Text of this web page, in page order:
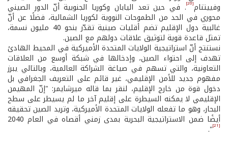
وفييتنام[20] . في حين تعد اليابان وكوريا الجنوبية أنّ الدور الصيني
محوري في الحد من الطموحات النووية لكوريا الشمالية، فضلًا عن أنّ
غالبية دول الإقليم تضم أقليات صينية تقدّر بنحو 40 مليون نسمة،
تمثل قاعدة قوية لتوثيق علاقات دولهم مع الصين.
نستنتج أنّ استراتيجية الولايات المتحدة الأميركية في المحيط الهادئ
تهدف إلى احتواء الصين، وإدخالها في شبكة أوسع من العلاقات
التعاونية، والتي تسهم في صياغة الشراكة العالمية، وبالتالي يبرز
مفهوم جديد للأمن الإقليمي، غير قائم على التعريف الجغرافي بل
دخول قوة من خارج الإقليم، لنقر بما قاله ميرشايمر: "إنّ المهيمن
الإقليمي لا يمكنه السيطرة على إقليم آخر ما لم يسيطر على سطح
البحار، وهو ما تفعله الولايات المتحدة الأميركية، وتريد الصين تحقيقه
أيضًا ضمن الاستراتيجية البحرية بمدى زمني أقصاه في العام 2040[21]
".